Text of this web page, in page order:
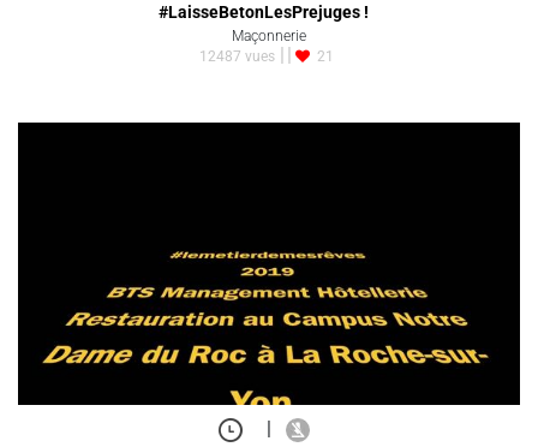
#LaisseBetonLesPrejuges !
Maçonnerie
12487 vues
21